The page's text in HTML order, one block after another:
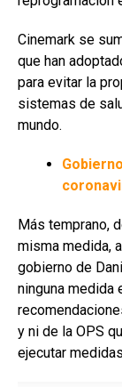
Cinemark se
que han
para evitar la
sistemas de
mundo.
Más temprano,
misma medida,
gobierno de
ninguna medida
y ni de la OPS
ejecutar